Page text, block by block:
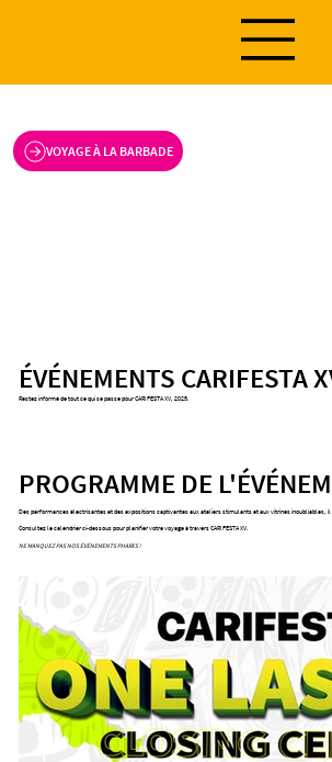
ÉVÉNEMENTS CARIFESTA
Restez informé de tout ce qui se passe pour CARIFESTA XV, 2025.
PROGRAMME DE
Des performances électrisantes et des expositions captivantes aux ateliers stimulants et aux vitrines inoubliables, il
Consultez le calendrier ci-dessous pour planifier votre voyage à travers CARIFESTA XV.
NE MANQUEZ PAS NOS ÉVÉNEMENTS PHARES !
VOYAGE À LA BARBADE